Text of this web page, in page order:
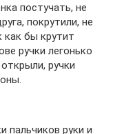
постучать, не
покрутили, не
как бы крутит
ручки легонько
ручки
пальчиков руки и